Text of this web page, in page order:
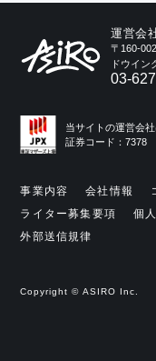
運営会
〒160-
ドウイン
03-
当サイトの運営会
証券コード：7378
事業内容 会社情報
ライター募集要項
個
外部送信規律
Copyright © ASIRO Inc.